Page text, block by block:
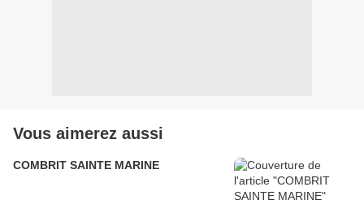
Vous aimerez aussi
COMBRIT SAINTE MARINE